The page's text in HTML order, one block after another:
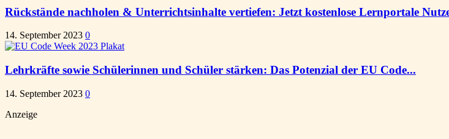
Rückstände nachholen & Unterrichtsinhalte vertiefen: Jetzt kostenlose Lernportale
14. September 2023 0
Lehrkräfte sowie Schülerinnen und Schüler stärken: Das Potenzial der EU Code...
14. September 2023 0
Anzeige